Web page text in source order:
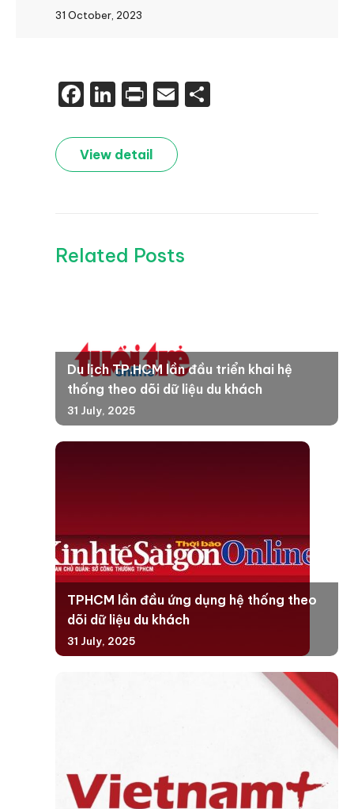
31 October, 2023
Facebook
LinkedIn
PrintEmail
View detail
Related Posts
Du lịch TP.HCM lần đầu triển khai hệ
thống theo dõi dữ liệu du khách
31 July, 2025
TPHCM lần đầu ứng dụng hệ thống theo
dõi dữ liệu du khách
31 July, 2025